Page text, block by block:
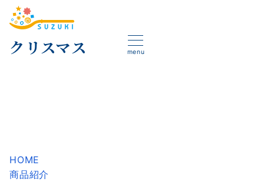
menu
クリスマス
HOME
商品紹介